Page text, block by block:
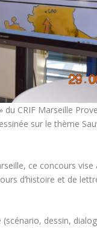
CRIF Marseille
sur le thème
ce concours
d’histoire et de
dessin,